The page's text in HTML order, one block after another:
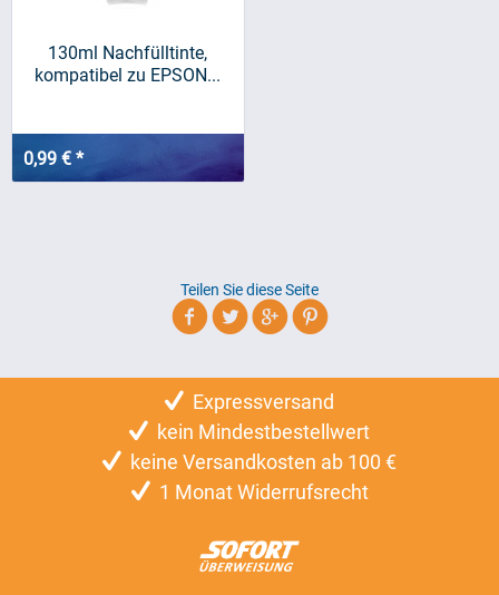
130ml Nachfülltinte,
kompatibel zu EPSON...
0,99 € *
Teilen Sie diese Seite
Expressversand
kein Mindestbestellwert
keine Versandkosten ab 100 €
1 Monat Widerrufsrecht